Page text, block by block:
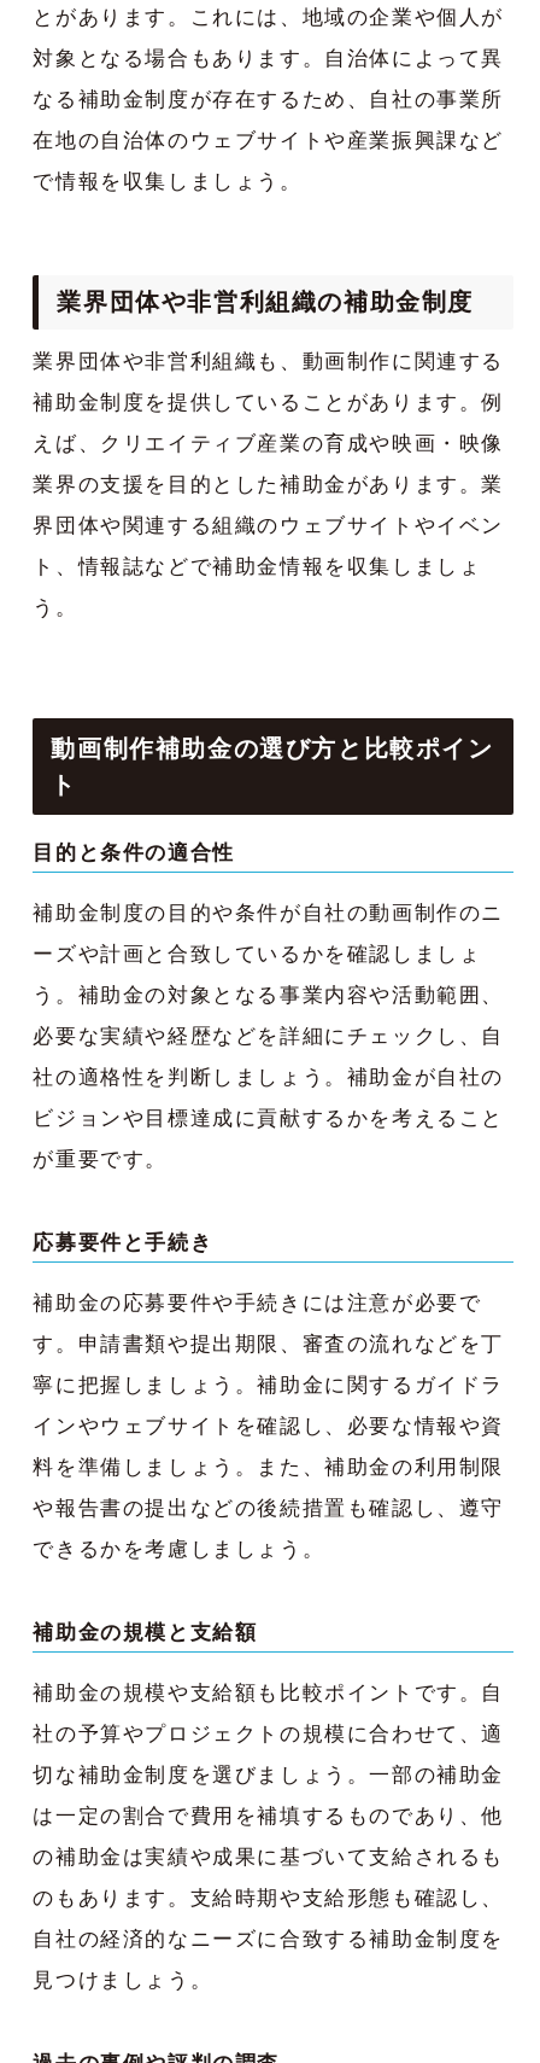
とがあります。これには、地域の企業や個人が
対象となる場合もあります。自治体によって異
なる補助金制度が存在するため、自社の事業所
在地の自治体のウェブサイトや産業振興課など
で情報を収集しましょう。
業界団体や非営利組織の補助金制度
業界団体や非営利組織も、動画制作に関連する
補助金制度を提供していることがあります。例
えば、クリエイティブ産業の育成や映画・映像
業界の支援を目的とした補助金があります。業
界団体や関連する組織のウェブサイトやイベン
ト、情報誌などで補助金情報を収集しましょ
う。
動画制作補助金の選び方と比較ポイン
ト
目的と条件の適合性
補助金制度の目的や条件が自社の動画制作のニ
ーズや計画と合致しているかを確認しましょ
う。補助金の対象となる事業内容や活動範囲、
必要な実績や経歴などを詳細にチェックし、自
社の適格性を判断しましょう。補助金が自社の
ビジョンや目標達成に貢献するかを考えること
が重要です。
応募要件と手続き
補助金の応募要件や手続きには注意が必要で
す。申請書類や提出期限、審査の流れなどを丁
寧に把握しましょう。補助金に関するガイドラ
インやウェブサイトを確認し、必要な情報や資
料を準備しましょう。また、補助金の利用制限
や報告書の提出などの後続措置も確認し、遵守
できるかを考慮しましょう。
補助金の規模と支給額
補助金の規模や支給額も比較ポイントです。自
社の予算やプロジェクトの規模に合わせて、適
切な補助金制度を選びましょう。一部の補助金
は一定の割合で費用を補填するものであり、他
の補助金は実績や成果に基づいて支給されるも
のもあります。支給時期や支給形態も確認し、
自社の経済的なニーズに合致する補助金制度を
見つけましょう。